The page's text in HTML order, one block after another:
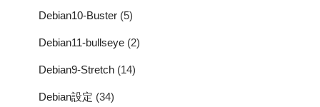
Debian10-Buster (5)
Debian11-bullseye (2)
Debian9-Stretch (14)
Debian設定 (34)